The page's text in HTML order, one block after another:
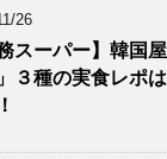
26
務スーパー】韓国
３種の実食レポ